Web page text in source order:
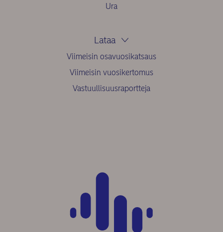
Ura
Lataa
Viimeisin osavuosikatsaus
Viimeisin vuosikertomus
Vastuullisuusraportteja